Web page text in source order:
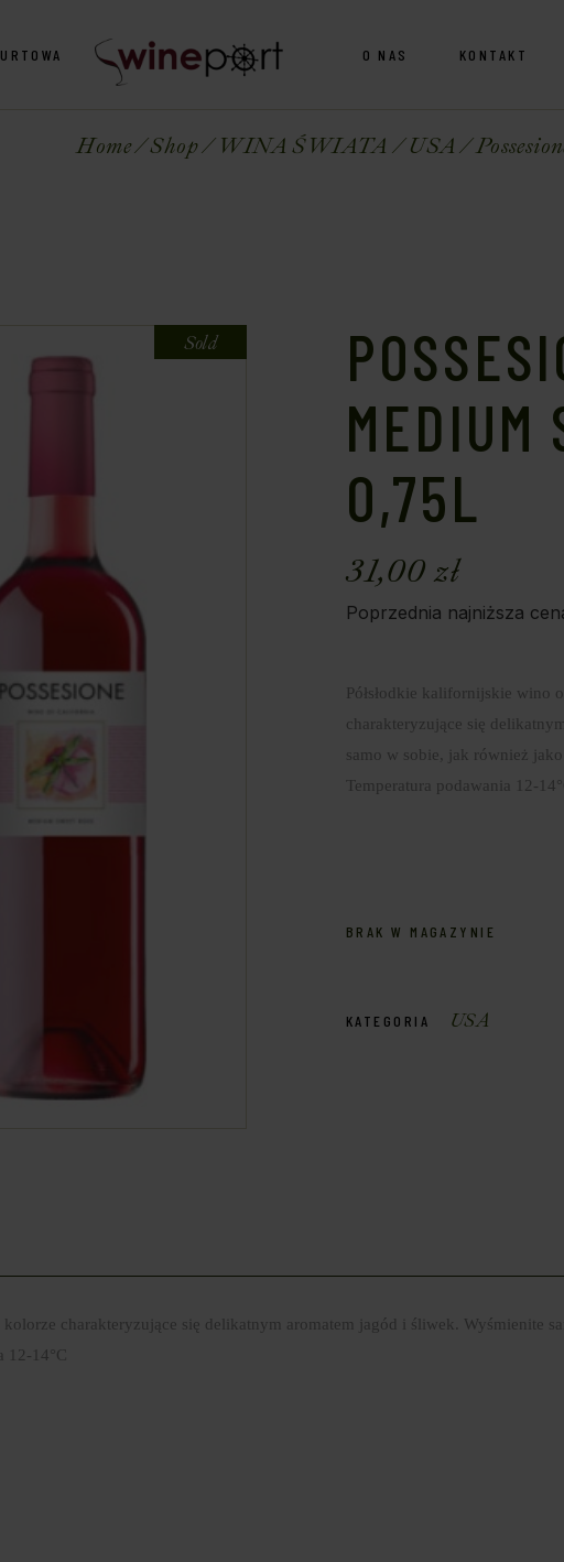
O NAS KONTAKT
Home Shop WINA ŚWIATA USA
Sold
MEDIUM
0,75L
31,00zł
Poprzednia najniższa
Półsłodkie kalifornijskie wino
charakteryzujące się
samo w sobie, jak również
Temperatura podawania 12-
BRAK W MAGAZYNIE
KATEGORIA USA
charakteryzujące się delikatnym aromatem jagód i śliwek. Wyśmienite
14°C